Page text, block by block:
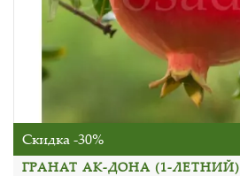
Скидка -30%
ГРАНАТ АК-ДОНА (1-ЛЕТНИЙ)